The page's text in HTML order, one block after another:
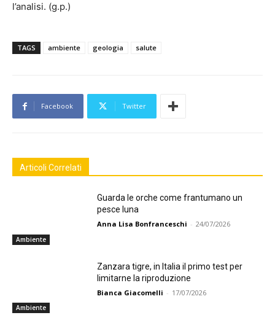
l’analisi. (g.p.)
TAGS ambiente geologia salute
Facebook Twitter
Articoli Correlati
Ambiente
Guarda le orche come frantumano un
pesce luna
Anna Lisa Bonfranceschi - 24/07/2026
Ambiente
Zanzara tigre, in Italia il primo test per
limitarne la riproduzione
Bianca Giacomelli - 17/07/2026